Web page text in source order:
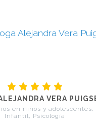
VERA
en niños y adolescentes,
Infantil, Psicología